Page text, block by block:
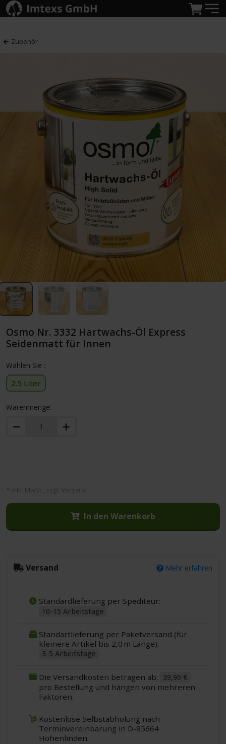
Zubehör
Osmo Nr. 3332 Hartwachs-Öl Express
Seidenmatt für Innen
Wählen Sie :
2.5 Liter
Warenmenge:
* inkl. MwSt., zzgl. Versand
In den Warenkorb
Versand Mehr erfahren
Standardlieferung per Spediteur:
10-15 Arbeitstage
Standartlieferung per Paketversand (für
kleinere Artikel bis 2,0 m Länge):
3-5 Arbeitstage
Die Versandkosten betragen ab: 39,90 €
pro Bestellung und hängen von mehreren
Faktoren.
Kostenlose Selbstabholung nach
Terminvereinbarung in D-85664
Hohenlinden.